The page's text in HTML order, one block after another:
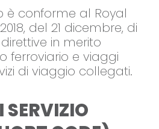
è conforme al Royal
del 21 dicembre, di
in merito
ferroviario e viaggi
di viaggio collegati.
SERVIZIO